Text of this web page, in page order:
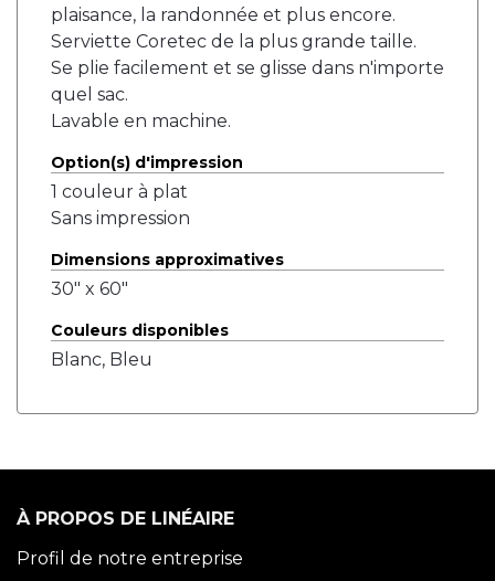
plaisance, la randonnée et plus encore.
Serviette Coretec de la plus grande taille.
Se plie facilement et se glisse dans n'importe
quel sac.
Lavable en machine.
Option(s) d'impression
1 couleur à plat
Sans impression
Dimensions approximatives
30" x 60"
Couleurs disponibles
Blanc, Bleu
À PROPOS DE LINÉAIRE
Profil de notre entreprise